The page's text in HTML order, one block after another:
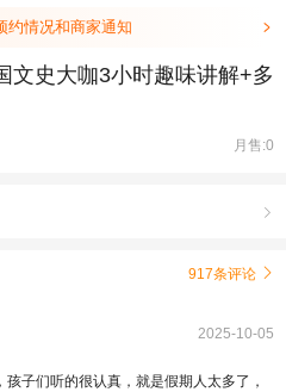
约情况和商家通知 
文史大咖3小时趣味讲解+多
月售:0

917条评论 
2025-10-05
子们听的很认真，就是假期人太多了，